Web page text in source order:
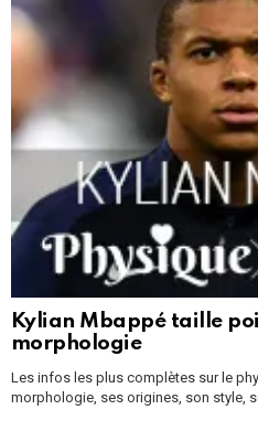
STORIES
Kylian Mbappé taille
morphologie
Les infos les plus complètes sur le
morphologie, ses origines, son style,